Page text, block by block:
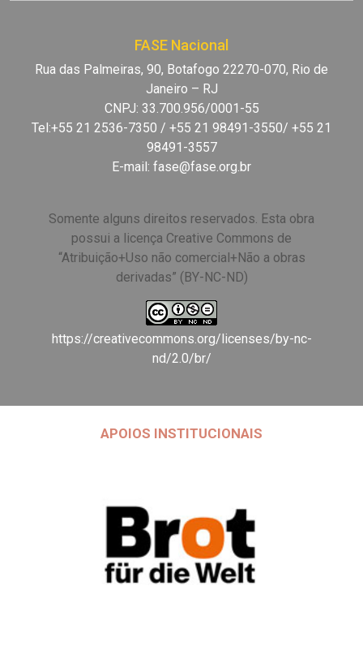
FASE Nacional
Rua das Palmeiras, 90, Botafogo 22270-070, Rio de
Janeiro – RJ
CNPJ: 33.700.956/0001-55
Tel:+55 21 2536-7350 / +55 21 98491-3550/ +55 21
98491-3557
E-mail: fase@fase.org.br
Somente alguns direitos reservados. Esta obra
possui a licença Creative Commons de
“Atribuição+Uso não comercial+Não a obras
derivadas” (BY-NC-ND)
https://creativecommons.org/licenses/by-nc-
nd/2.0/br/
APOIOS INSTITUCIONAIS